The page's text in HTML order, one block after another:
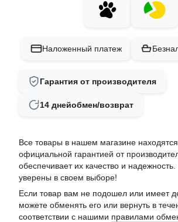
Наложенный платеж
Гарантия от производителя
14 днейобмен/возврат
Все товары в нашем магазине
официальной гарантией от
обеспечивает их качество и
уверены в своем выборе!
Если товар вам не подошел или имеет
можете обменять его или вернуть в
соответствии с нашими правилами